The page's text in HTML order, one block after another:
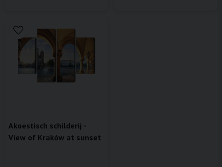
Akoestisch schilderij -
View of Kraków at sunset